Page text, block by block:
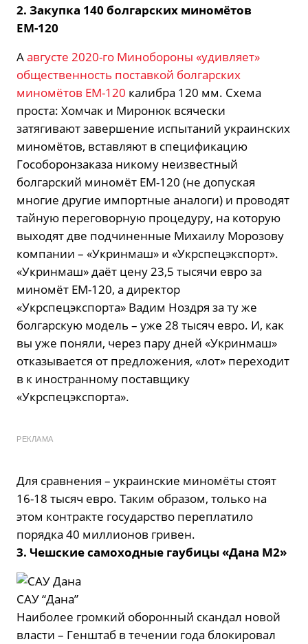
2. Закупка 140 болгарских миномётов
ЕМ-120
Аавгусте 2020-го Минобороны «удивляет»
общественность поставкой болгарских
миномётов ЕМ-120 калибра 120 мм. Схема
проста: Хомчак и Миронюк всячески
затягивают завершение испытаний украинских
миномётов, вставляют в спецификацию
Гособоронзаказа никому неизвестный
болгарский миномёт ЕМ-120 (не допуская
многие другие импортные аналоги) и проводят
тайную переговорную процедуру, на которую
выходят две подчиненные Михаилу Морозову
компании – «Укринмаш» и «Укрспецэкспорт».
«Укринмаш» даёт цену 23,5 тысячи евро за
миномёт ЕМ-120, а директор
«Укрспецэкспорта» Вадим Ноздря за ту же
болгарскую модель – уже 28 тысяч евро. И, как
вы уже поняли, через пару дней «Укринмаш»
отказывается от предложения, «лот» переходит
в к иностранному поставщику
«Укрспецэкспорта».
РЕКЛАМА
Для сравнения – украинские миномёты стоят
16-18 тысяч евро. Таким образом, только на
этом контракте государство переплатило
порядка 40 миллионов гривен.
3. Чешские самоходные гаубицы «Дана М2»
САУ “Дана”
Наиболее громкий оборонный скандал новой
власти – Генштаб в течении года блокировал